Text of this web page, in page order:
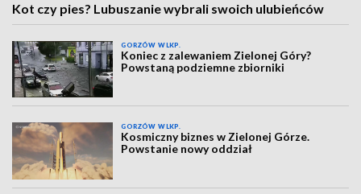
Kot czy pies? Lubuszanie wybrali swoich ulubieńców
GORZÓW WLKP.
Koniec z zalewaniem Zielonej Góry?
Powstaną podziemne zbiorniki
GORZÓW WLKP.
Kosmiczny biznes w Zielonej Górze.
Powstanie nowy oddział